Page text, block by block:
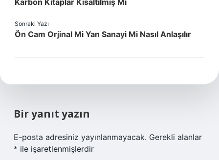
Karbon Kitaplar Kısaltılmış Mı
Sonraki Yazı
Ön Cam Orjinal Mi Yan Sanayi Mi Nasıl Anlaşılır
Bir yanıt yazın
E-posta adresiniz yayınlanmayacak. Gerekli alanlar
* ile işaretlenmişlerdir